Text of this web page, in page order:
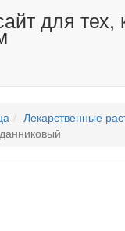
для тех,
Лекарственные